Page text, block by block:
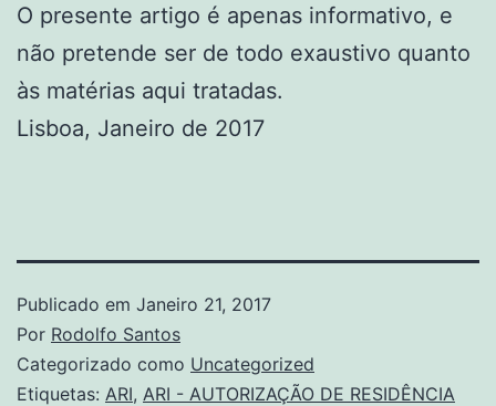
O presente artigo é apenas informativo, e
não pretende ser de todo exaustivo quanto
às matérias aqui tratadas.
Lisboa, Janeiro de 2017
Publicado em Janeiro 21, 2017
Por Rodolfo Santos
Categorizado como Uncategorized
Etiquetas: ARI, ARI - AUTORIZAÇÃO DE RESIDÊNCIA